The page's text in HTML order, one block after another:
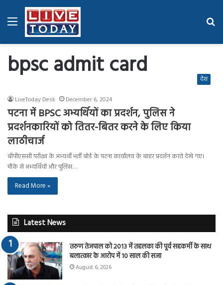
Menu
bpsc admit card देश
LiveToday Desk December 6, 2024
पटना में BPSC अभ्यर्थियों का प्रदर्शन, पुलिस ने
प्रदर्शनकारियों को तितर-बितर करने के लिए किया
लाठीचार्ज
बीपीएससी परीक्षा के अभ्यर्थी भर्ती बोर्ड के पटना कार्यालय के बाहर प्रदर्शन करते देखे गए।
मौके से अभ्यर्थियों और पुलिस…
Read More »
Latest News
तरुण तेजपाल को 2013 में तहलका की पूर्व सहकर्मी के साथ
बलात्कार के आरोप में 10 साल की सजा
August 6, 2026